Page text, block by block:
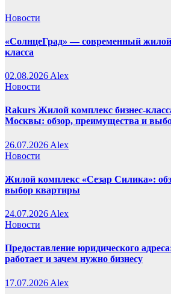
Новости
«СолнцеГрад» — современный
класса
02.08.2026 Alex
Новости
Rakurs Жилой комплекс бизнес-
Москвы: обзор, преимущества и
26.07.2026 Alex
Новости
Жилой комплекс «Сезар Силика»:
выбор квартиры
24.07.2026 Alex
Новости
Предоставление юридического
работает и зачем нужно бизнесу
17.07.2026 Alex